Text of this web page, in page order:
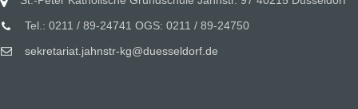
Tel.: 0211 / 89-24741 OGS: 0211 / 89-24750
sekretariat.jahnstr-kg@duesseldorf.de